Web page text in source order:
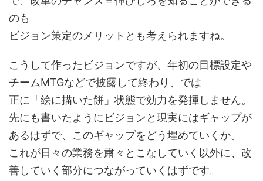
のも
ビジョン策定のメリットとも考えられますね。
こうして作ったビジョンですが、年初の目標設定や
チームMTGなどで披露して終わり、では
正に「絵に描いた餅」状態で効力を発揮しません。
先にも書いたようにビジョンと現実にはギャップが
あるはずで、このギャップをどう埋めていくか。
これが日々の業務を粛々とこなしていく以外に、改
善していく部分につながっていくはずです。